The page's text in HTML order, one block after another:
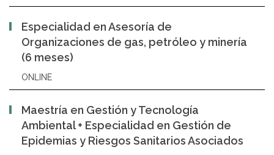
Especialidad en Asesoría de
Organizaciones de gas, petróleo y minería
(6 meses)
ONLINE
Maestría en Gestión y Tecnología
Ambiental + Especialidad en Gestión de
Epidemias y Riesgos Sanitarios Asociados